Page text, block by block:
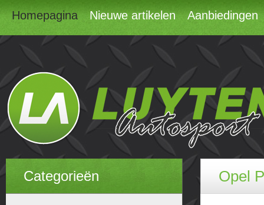
Homepagina Nieuwe artikelen Aanbiedingen
Categorieën Opel